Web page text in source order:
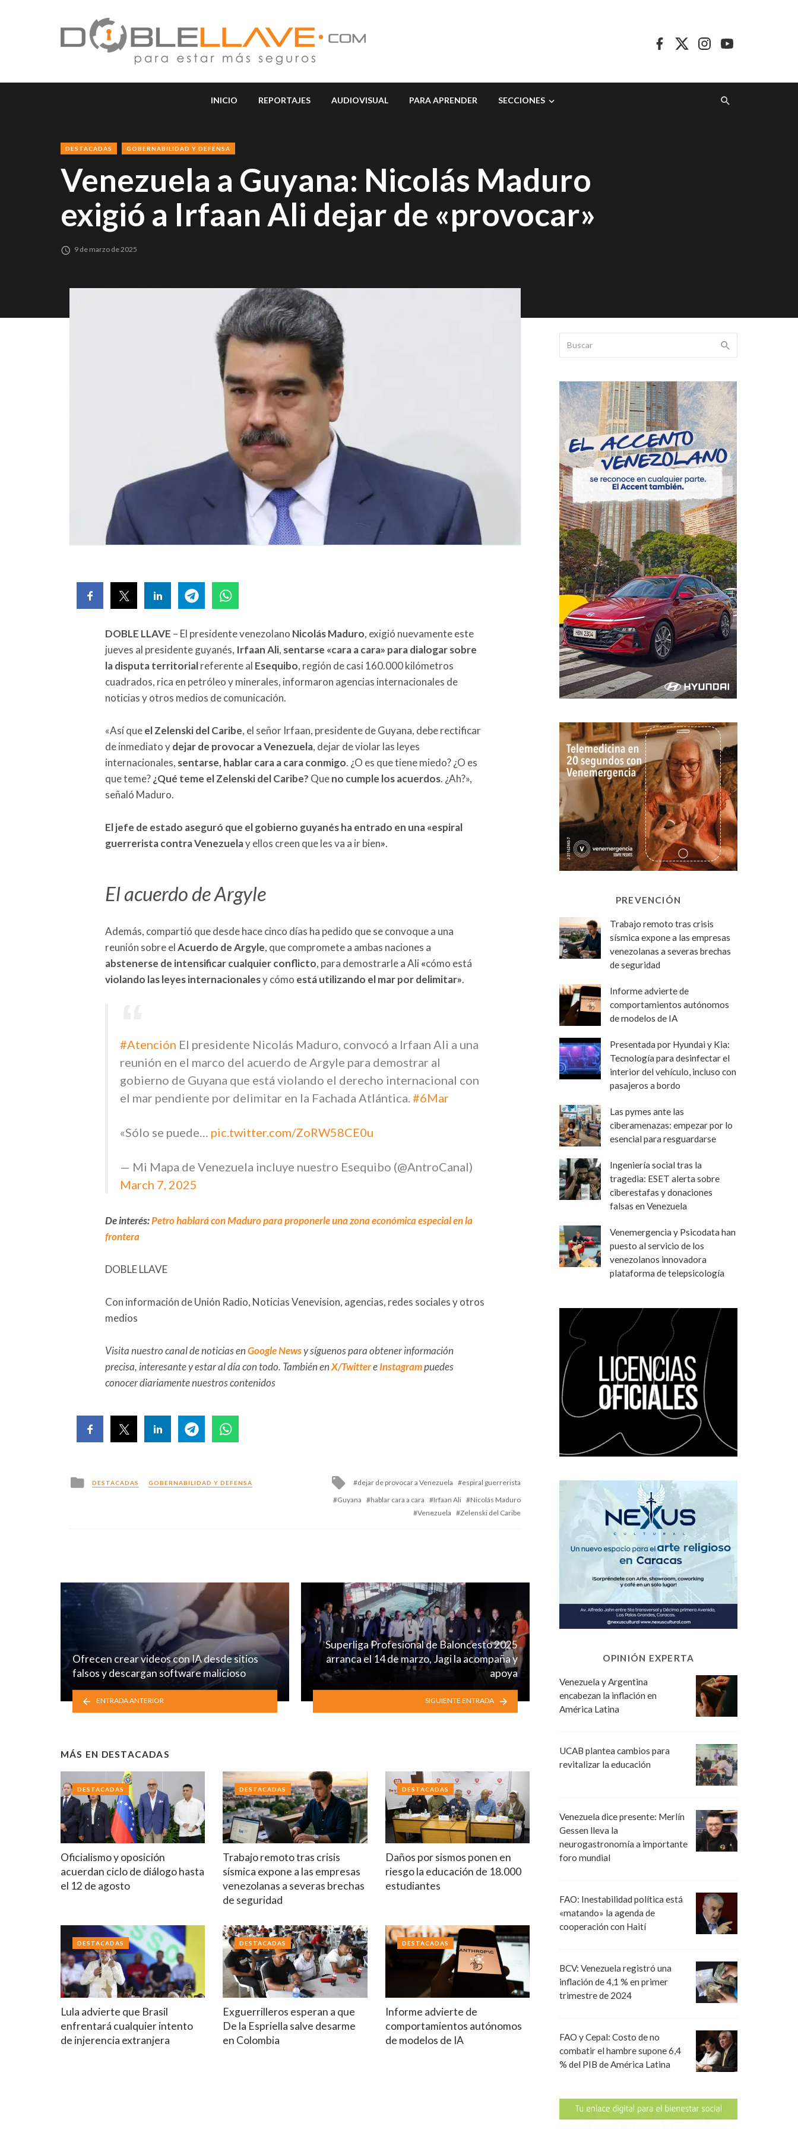
INICIO REPORTAJES AUDIOVISUAL PARA APRENDER SECCIONES
DESTACADAS GOBERNABILIDAD Y DEFENSA
Venezuela a Guyana: Nicolás Maduro
exigió a Irfaan Ali dejar de «provocar»
9 de marzo de 2025
DOBLE LLAVE – El presidente venezolano Nicolás Maduro, exigió nuevamente este
jueves al presidente guyanés, Irfaan Ali, sentarse «cara a cara» para dialogar sobre
la disputa territorialreferente al Esequibo, región de casi 160.000 kilómetros
cuadrados, rica en petróleo y minerales, informaron agencias internacionales de
noticias y otros medios de comunicación.
«Así queel Zelenski del Caribe, el señor Irfaan, presidente de Guyana, debe rectificar
de inmediato ydejar de provocar a Venezuela, dejar de violar las leyes
internacionales, sentarse, hablar cara a cara conmigo. ¿O es que tiene miedo? ¿O es
que teme?¿Qué teme el Zelenski del Caribe? Queno cumple los acuerdos. ¿Ah?»,
señaló Maduro.
El jefe de estado aseguró que el gobierno guyanés ha entrado en una «espiral
guerrerista contra Venezuelay ellos creen que les va a ir bien».
El acuerdo de Argyle
Además, compartió que desde hace cinco días ha pedido que se convoque a una
reunión sobre elAcuerdo de Argyle, que compromete a ambas naciones a
abstenerse de intensificar cualquier conflicto, para demostrarle a Ali «cómo está
violando las leyes internacionalesy cómo está utilizando el mar por delimitar».
#Atención El presidente Nicolás Maduro, convocó a Irfaan Ali a una
reunión en el marco del acuerdo de Argyle para demostrar al
gobierno de Guyana que está violando el derecho internacional con
el mar pendiente por delimitar en la Fachada Atlántica.#6Mar
«Sólo se puede… pic.twitter.com/ZoRW58CE0u
— Mi Mapa de Venezuela incluye nuestro Esequibo (@AntroCanal)
March 7, 2025
De interés:Petro hablará con Maduro para proponerle una zona económica especial en la
frontera
DOBLE LLAVE
Con información de Unión Radio, Noticias Venevision, agencias, redes sociales y otros
medios
Visita nuestro canal de noticias enGoogle Newsy síguenos para obtener información
precisa, interesante y estar al día con todo. También enX/TwittereInstagrampuedes
conocer diariamente nuestros contenidos
Posted
in
DESTACADAS GOBERNABILIDAD Y DEFENSA
Tagged
with
dejar de provocar a Venezuela
espiral guerrerista
Guyana
hablar cara a cara Irfaan Ali
Nicolás Maduro
Venezuela
Zelenski del Caribe
Ofrecen crear videos con IA desde sitios
falsos y descargan software malicioso
ENTRADA ANTERIOR
Superliga Profesional de Baloncesto 2025
arranca el 14 de marzo, Jagi la acompaña y
apoya
SIGUIENTE ENTRADA
MÁS EN DESTACADAS
Oficialismo y oposición
acuerdan ciclo de diálogo hasta
el 12 de agosto
DESTACADAS
Trabajo remoto tras crisis
sísmica expone a las empresas
venezolanas a severas brechas
de seguridad
DESTACADAS
Daños por sismos ponen en
riesgo la educación de 18.000
estudiantes
DESTACADAS
Lula advierte que Brasil
enfrentará cualquier intento
de injerencia extranjera
DESTACADAS
Exguerrilleros esperan a que
De la Espriella salve desarme
en Colombia
DESTACADAS
Informe advierte de
comportamientos autónomos
de modelos de IA
DESTACADAS
PREVENCIÓN
Trabajo remoto tras crisis
sísmica expone a las empresas
venezolanas a severas brechas
de seguridad
Informe advierte de
comportamientos autónomos
de modelos de IA
Presentada por Hyundai y Kia:
Tecnología para desinfectar el
interior del vehículo, incluso con
pasajeros a bordo
Las pymes ante las
ciberamenazas: empezar por lo
esencial para resguardarse
Ingeniería social tras la
tragedia: ESET alerta sobre
ciberestafas y donaciones
falsas en Venezuela
Venemergencia y Psicodata han
puesto al servicio de los
venezolanos innovadora
plataforma de telepsicología
OPINIÓN EXPERTA
Venezuela y Argentina
encabezan la inflación en
América Latina
UCAB plantea cambios para
revitalizar la educación
Venezuela dice presente: Merlín
Gessen lleva la
neurogastronomía a importante
foro mundial
FAO: Inestabilidad política está
«matando» la agenda de
cooperación con Haití
BCV: Venezuela registró una
inflación de 4,1 % en primer
trimestre de 2024
FAO y Cepal: Costo de no
combatir el hambre supone 6,4
% del PIB de América Latina